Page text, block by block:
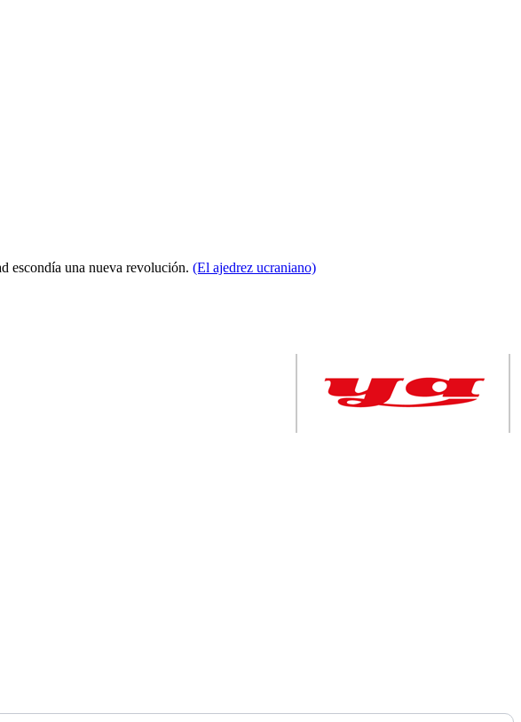
escondía una nueva revolución. (El ajedrez ucraniano)